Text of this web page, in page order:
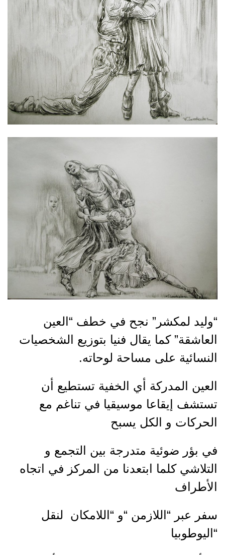
“وليد لمكشر” نجح في خطف “العين
العاشقة” كما يقال فنيا بتوزيع الشخصيات
النسائية على مساحة لوحاته.
العين المدركة أي الخفية تستطيع أن
تستشف إيقاعا موسيقيا في تناغم مع
الحركات و الكل يسبح
في بؤر ضوئية متدرجة بين التجمع و
التلاشي كلما ابتعدنا من المركز في اتجاه
الأطراف
سفر عبر “اللازمن “و “اللامكان لنقل
“اليوطوبيا